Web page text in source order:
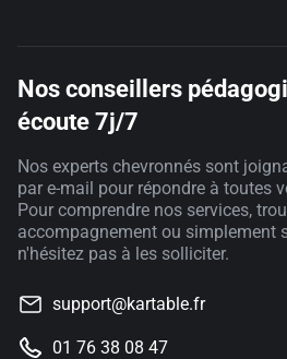
Nos conseillers
écoute 7j/7
Nos experts chevronnés sont
par e-mail pour répondre à toutes
Pour comprendre nos services,
accompagnement ou simplement
n'hésitez pas à les solliciter.
support@kartable.fr
01 76 38 08 47